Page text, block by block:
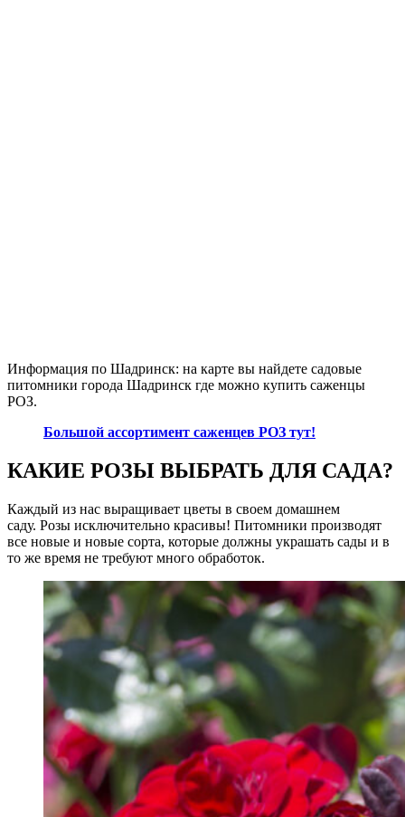
Информация по Шадринск: на карте вы найдете садовые
питомники города Шадринск где можно купить саженцы
РОЗ.
Большой ассортимент саженцев РОЗ тут!
КАКИЕ РОЗЫ ВЫБРАТЬ ДЛЯ САДА?
Каждый из нас выращивает цветы в своем домашнем
саду. Розы исключительно красивы! Питомники производят
все новые и новые сорта, которые должны украшать сады и в
то же время не требуют много обработок.